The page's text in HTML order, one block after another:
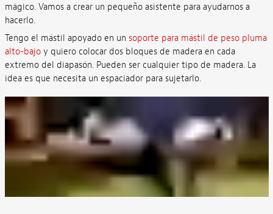
mágico. Vamos a crear un pequeño asistente para ayudarnos a
hacerlo.
Tengo el mástil apoyado en un soporte para mástil de peso pluma
alto-bajoy quiero colocar dos bloques de madera en cada
extremo del diapasón. Pueden ser cualquier tipo de madera. La
idea es que necesita un espaciador para sujetarlo.